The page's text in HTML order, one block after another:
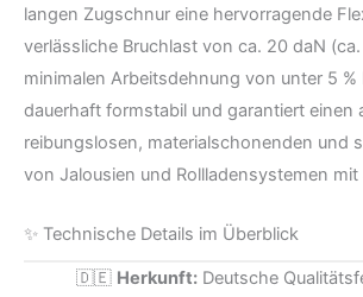
langen Zugschnur eine hervorragende
verlässliche Bruchlast von ca. 20 daN
minimalen Arbeitsdehnung von unter 5 %
dauerhaft formstabil und garantiert einen
reibungslosen, materialschonenden und
von Jalousien und Rollladensystemen mit
✨ Technische Details im Überblick
🇩🇪 Herkunft:Deutsche